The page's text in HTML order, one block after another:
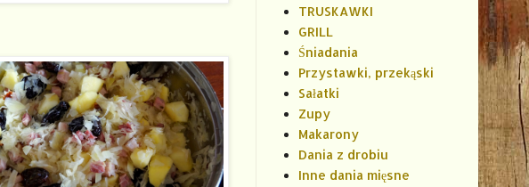
TRUSKAWKI
GRILL
Śniadania
Przystawki, przekąski
Sałatki
Zupy
Makarony
Dania z drobiu
Inne dania mięsne